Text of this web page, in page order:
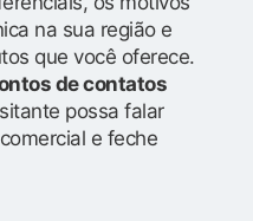
na sua região e
que você oferece.
de contatos
possa falar
e feche